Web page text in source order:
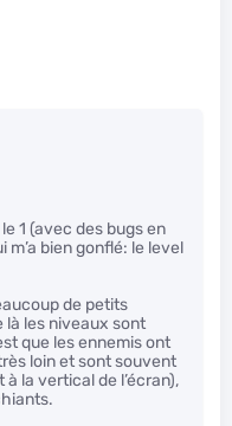
1 (avec des bugs en
m’a bien gonflé: le level
de petits
là les niveaux sont
que les ennemis ont
loin et sont souvent
à la vertical de l’écran),